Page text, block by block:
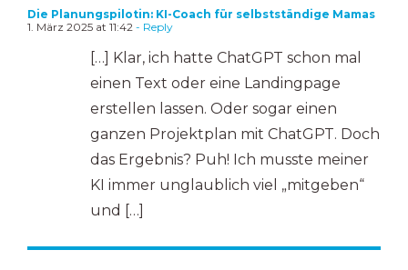
Die Planungspilotin: KI-Coach für selbstständige Mamas
1. März 2025 at 11:42 - Reply
[…] Klar, ich hatte ChatGPT schon mal
einen Text oder eine Landingpage
erstellen lassen. Oder sogar einen
ganzen Projektplan mit ChatGPT. Doch
das Ergebnis? Puh! Ich musste meiner
KI immer unglaublich viel „mitgeben“
und […]